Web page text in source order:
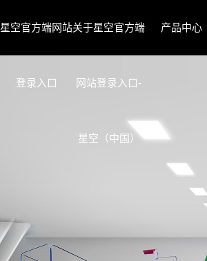
星空官方端网站
登录入口
关于星空官方端
网站登录入口-
星空（中国）
产品中心